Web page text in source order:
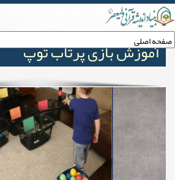
آموزش بازی پرتاب توپ